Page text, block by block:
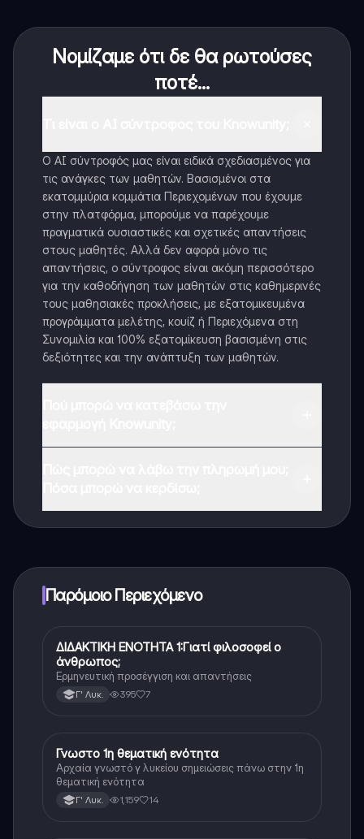
Νομίζαμε ότι δε θα ρωτούσες
ποτέ...
Ο AI σύντροφός μας είναι ειδικά σχεδιασμένος για
τις ανάγκες των μαθητών. Βασισμένοι στα
εκατομμύρια κομμάτια Περιεχομένων που έχουμε
στην πλατφόρμα, μπορούμε να παρέχουμε
πραγματικά ουσιαστικές και σχετικές απαντήσεις
στους μαθητές. Αλλά δεν αφορά μόνο τις
απαντήσεις, ο σύντροφος είναι ακόμη περισσότερο
για την καθοδήγηση των μαθητών στις καθημερινές
τους μαθησιακές προκλήσεις, με εξατομικευμένα
προγράμματα μελέτης, κουίζ ή Περιεχόμενα στη
Συνομιλία και 100% εξατομίκευση βασισμένη στις
δεξιότητες και την ανάπτυξη των μαθητών.
Παρόμοιο Περιεχόμενο
Αρχαία Ελληνικά (Ανθρ.)
ΔΙΔΑΚΤΙΚΗ ΕΝΟΤΗΤΑ 1:Γιατί φιλοσοφεί ο
άνθρωπος;
Ερμηνευτική προσέγγιση και απαντήσεις
Γ' Λυκ. 395 7
Αρχαία Ελληνικά (Ανθρ.)
Γνωστο 1η θεματική ενότητα
Αρχαία γνωστό γ λυκείου σημειώσεις πάνω στην 1η
θεματική ενότητα
Γ' Λυκ. 1,159 14